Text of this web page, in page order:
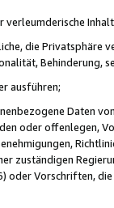
die Privatsphäre
Behinderung,
ausführen;
Daten
oder offenlegen,
zuständigen
oder Vorschriften,